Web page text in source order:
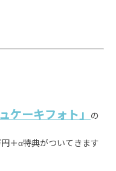
ケーキフォト」
の
＋α特典がついてきます